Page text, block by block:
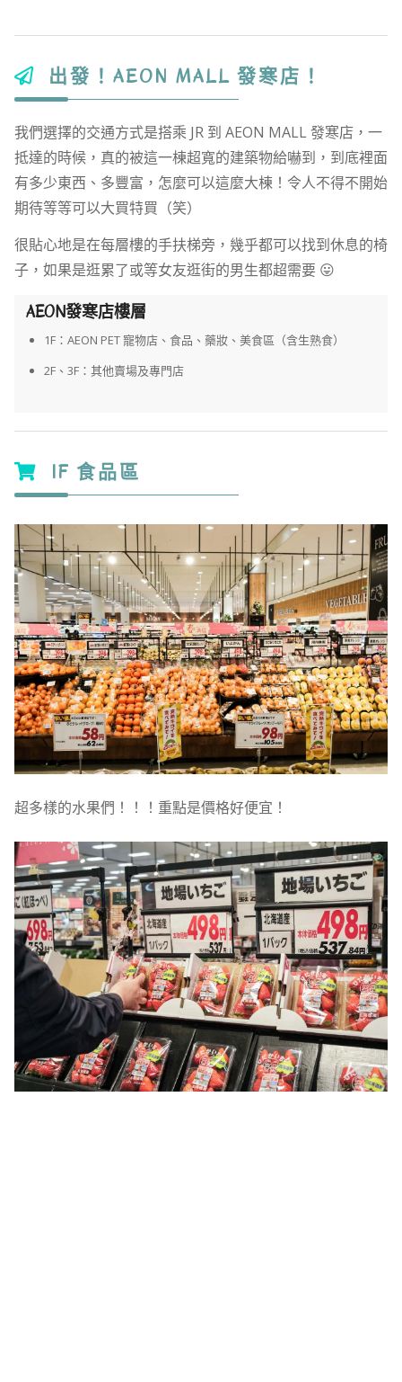
出發！AEON MALL 發寒店！
我們選擇的交通方式是搭乘 JR 到 AEON MALL 發寒店，一
抵達的時候，真的被這一棟超寬的建築物給嚇到，到底裡面
有多少東西、多豐富，怎麼可以這麼大棟！令人不得不開始
期待等等可以大買特買（笑）
很貼心地是在每層樓的手扶梯旁，幾乎都可以找到休息的椅
子，如果是逛累了或等女友逛街的男生都超需要 😛
AEON發寒店樓層
1F：AEON PET 寵物店、食品、藥妝、美食區（含生熟食）
2F、3F：其他賣場及專門店
1F 食品區
超多樣的水果們！！！重點是價格好便宜！